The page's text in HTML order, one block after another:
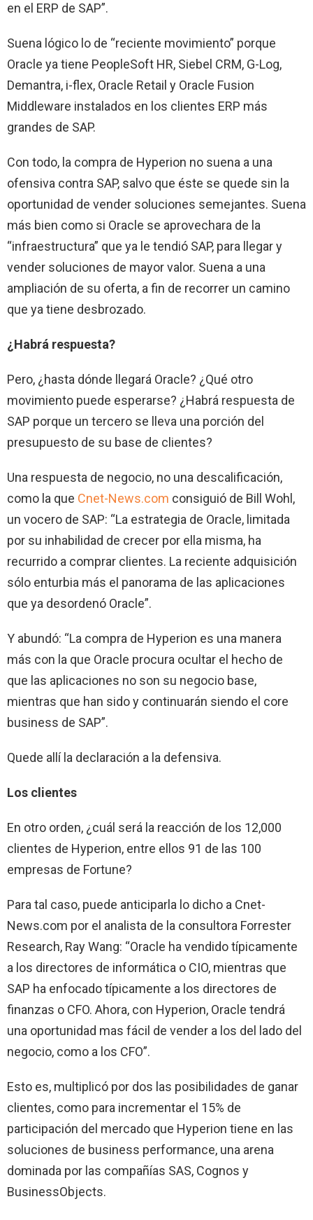
en el ERP de SAP”.
Suena lógico lo de “reciente movimiento” porque
Oracle ya tiene PeopleSoft HR, Siebel CRM, G-Log,
Demantra, i-flex, Oracle Retail y Oracle Fusion
Middleware instalados en los clientes ERP más
grandes de SAP.
Con todo, la compra de Hyperion no suena a una
ofensiva contra SAP, salvo que éste se quede sin la
oportunidad de vender soluciones semejantes. Suena
más bien como si Oracle se aprovechara de la
“infraestructura” que ya le tendió SAP, para llegar y
vender soluciones de mayor valor. Suena a una
ampliación de su oferta, a fin de recorrer un camino
que ya tiene desbrozado.
¿Habrá respuesta?
Pero, ¿hasta dónde llegará Oracle? ¿Qué otro
movimiento puede esperarse? ¿Habrá respuesta de
SAP porque un tercero se lleva una porción del
presupuesto de su base de clientes?
Una respuesta de negocio, no una descalificación,
como la que Cnet-News.com consiguió de Bill Wohl,
un vocero de SAP: “La estrategia de Oracle, limitada
por su inhabilidad de crecer por ella misma, ha
recurrido a comprar clientes. La reciente adquisición
sólo enturbia más el panorama de las aplicaciones
que ya desordenó Oracle”.
Y abundó: “La compra de Hyperion es una manera
más con la que Oracle procura ocultar el hecho de
que las aplicaciones no son su negocio base,
mientras que han sido y continuarán siendo el core
business de SAP”.
Quede allí la declaración a la defensiva.
Los clientes
En otro orden, ¿cuál será la reacción de los 12,000
clientes de Hyperion, entre ellos 91 de las 100
empresas de Fortune?
Para tal caso, puede anticiparla lo dicho a Cnet-
News.com por el analista de la consultora Forrester
Research, Ray Wang: “Oracle ha vendido típicamente
a los directores de informática o CIO, mientras que
SAP ha enfocado típicamente a los directores de
finanzas o CFO. Ahora, con Hyperion, Oracle tendrá
una oportunidad mas fácil de vender a los del lado del
negocio, como a los CFO”.
Esto es, multiplicó por dos las posibilidades de ganar
clientes, como para incrementar el 15% de
participación del mercado que Hyperion tiene en las
soluciones de business performance, una arena
dominada por las compañías SAS, Cognos y
BusinessObjects.